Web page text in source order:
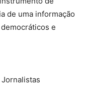
de uma informação
e